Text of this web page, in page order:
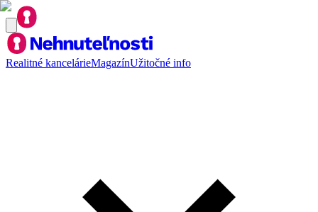
Realitné kancelárieMagazínUžitočné info